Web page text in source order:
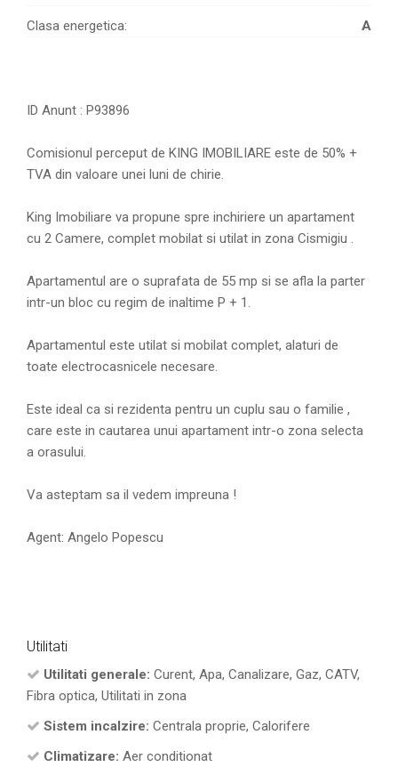
Clasa energetica:
A
ID Anunt : P93896
Comisionul perceput de KING IMOBILIARE este de 50% +
TVA din valoare unei luni de chirie.
King Imobiliare va propune spre inchiriere un apartament
cu 2 Camere, complet mobilat si utilat in zona Cismigiu .
Apartamentul are o suprafata de 55 mp si se afla la parter
intr-un bloc cu regim de inaltime P + 1.
Apartamentul este utilat si mobilat complet, alaturi de
toate electrocasnicele necesare.
Este ideal ca si rezidenta pentru un cuplu sau o familie ,
care este in cautarea unui apartament intr-o zona selecta
a orasului.
Va asteptam sa il vedem impreuna !
Agent: Angelo Popescu
Utilitati
Utilitati generale: Curent, Apa, Canalizare, Gaz, CATV,
Fibra optica, Utilitati in zona
Sistem incalzire: Centrala proprie, Calorifere
Climatizare: Aer conditionat